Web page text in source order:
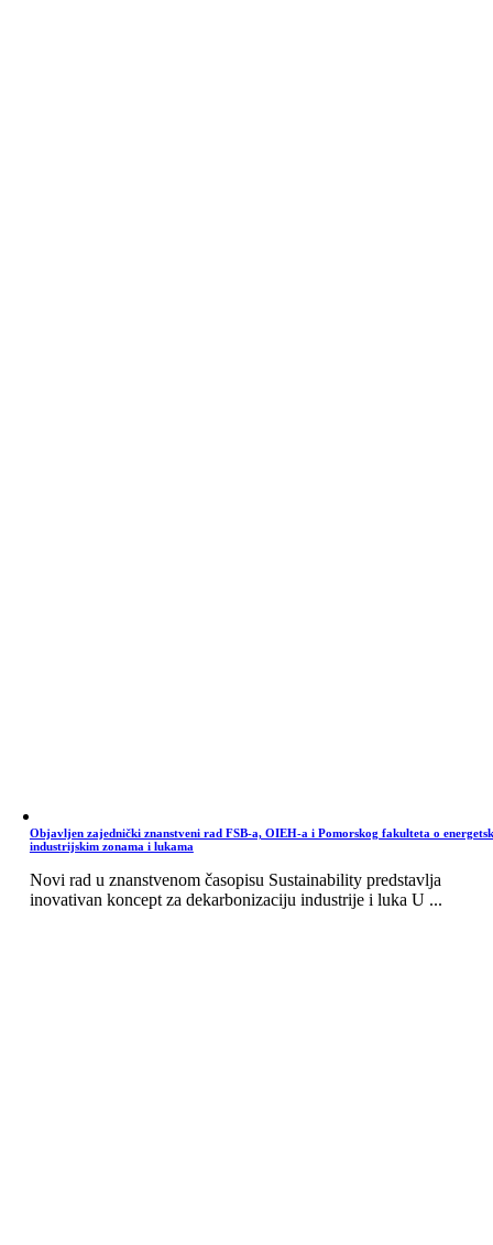
Objavljen zajednički znanstveni rad FSB-a, OIEH-a i Pomorskog fakulteta o
industrijskim zonama i lukama
Novi rad u znanstvenom časopisu Sustainability predstavlja
inovativan koncept za dekarbonizaciju industrije i luka U ...